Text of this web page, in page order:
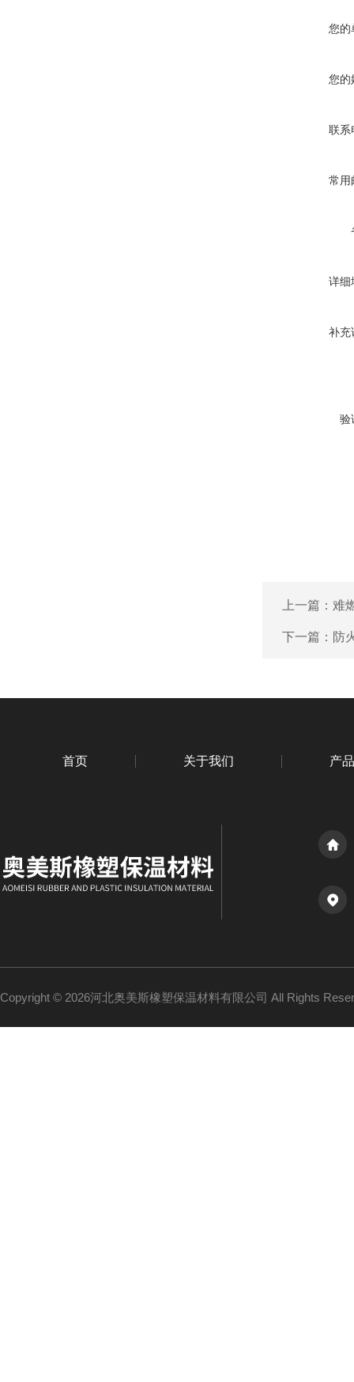
您的
您的
联系
常用
详细
补充
验
上一篇： 难
下一篇： 防
首页 关于我们 产
Copyright © 2026河北奥美斯橡塑保温材料有限公司 All Rights